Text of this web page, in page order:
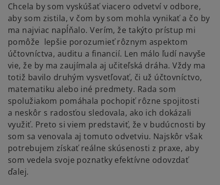
Chcela by som vyskúšať viacero odvetví v odbore,
aby som zistila, v čom by som mohla vynikať a čo by
ma najviac napĺňalo. Verím, že takýto prístup mi
pomôže lepšie porozumieť rôznym aspektom
účtovníctva, auditu a financií. Len málo ľudí navyše
vie, že by ma zaujímala aj učiteľská dráha. Vždy ma
totiž bavilo druhým vysvetľovať, či už účtovníctvo,
matematiku alebo iné predmety. Rada som
spolužiakom pomáhala pochopiť rôzne spojitosti
a neskôr s radosťou sledovala, ako ich dokázali
využiť. Preto si viem predstaviť, že v budúcnosti by
som sa venovala aj tomuto odvetviu. Najskôr však
potrebujem získať reálne skúsenosti z praxe, aby
som vedela svoje poznatky efektívne odovzdať
ďalej.